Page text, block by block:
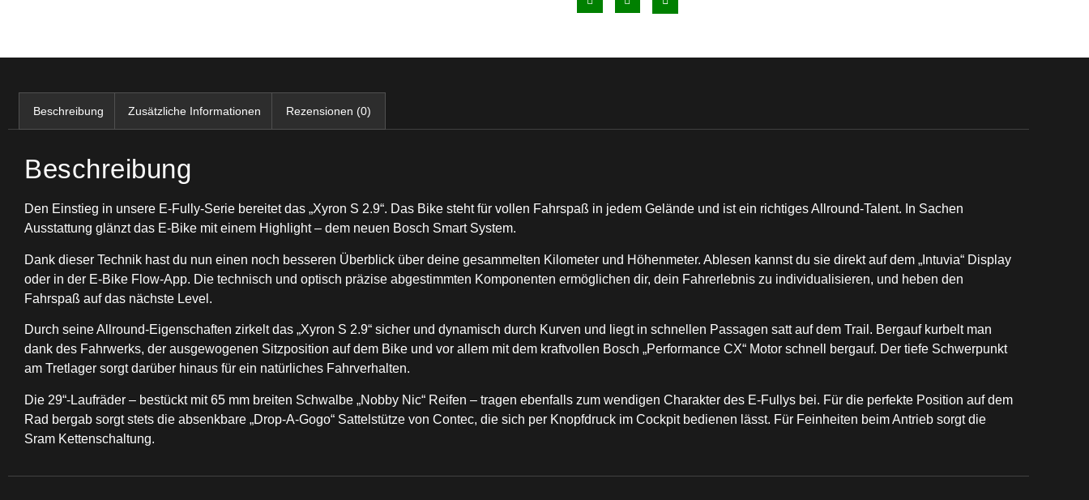
Beschreibung Zusätzliche Informationen Rezensionen (0)
Beschreibung
Den Einstieg in unsere E-Fully-Serie bereitet das „Xyron S 2.9“. Das Bike steht für vollen Fahrspaß in jedem Gelände und ist ein richtiges Allround-Talent. In Sachen
Ausstattung glänzt das E-Bike mit einem Highlight – dem neuen Bosch Smart System.
Dank dieser Technik hast du nun einen noch besseren Überblick über deine gesammelten Kilometer und Höhenmeter. Ablesen kannst du sie direkt auf dem „Intuvia“ Display
oder in der E-Bike Flow-App. Die technisch und optisch präzise abgestimmten Komponenten ermöglichen dir, dein Fahrerlebnis zu individualisieren, und heben den
Fahrspaß auf das nächste Level.
Durch seine Allround-Eigenschaften zirkelt das „Xyron S 2.9“ sicher und dynamisch durch Kurven und liegt in schnellen Passagen satt auf dem Trail. Bergauf kurbelt man
dank des Fahrwerks, der ausgewogenen Sitzposition auf dem Bike und vor allem mit dem kraftvollen Bosch „Performance CX“ Motor schnell bergauf. Der tiefe Schwerpunkt
am Tretlager sorgt darüber hinaus für ein natürliches Fahrverhalten.
Die 29“-Laufräder – bestückt mit 65 mm breiten Schwalbe „Nobby Nic“ Reifen – tragen ebenfalls zum wendigen Charakter des E-Fullys bei. Für die perfekte Position auf dem
Rad bergab sorgt stets die absenkbare „Drop-A-Gogo“ Sattelstütze von Contec, die sich per Knopfdruck im Cockpit bedienen lässt. Für Feinheiten beim Antrieb sorgt die
Sram Kettenschaltung.